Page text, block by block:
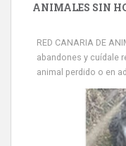
ANIMALES SIN
RED CANARIA DE
abandones y cuídale
animal perdido o en